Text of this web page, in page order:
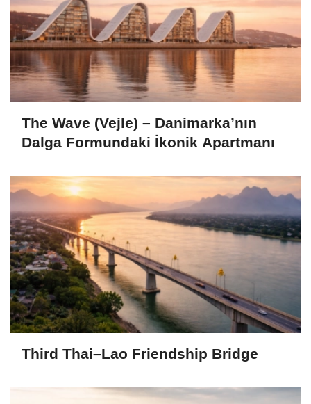
The Wave (Vejle) – Danimarka’nın
Dalga Formundaki İkonik Apartmanı
Third Thai–Lao Friendship Bridge